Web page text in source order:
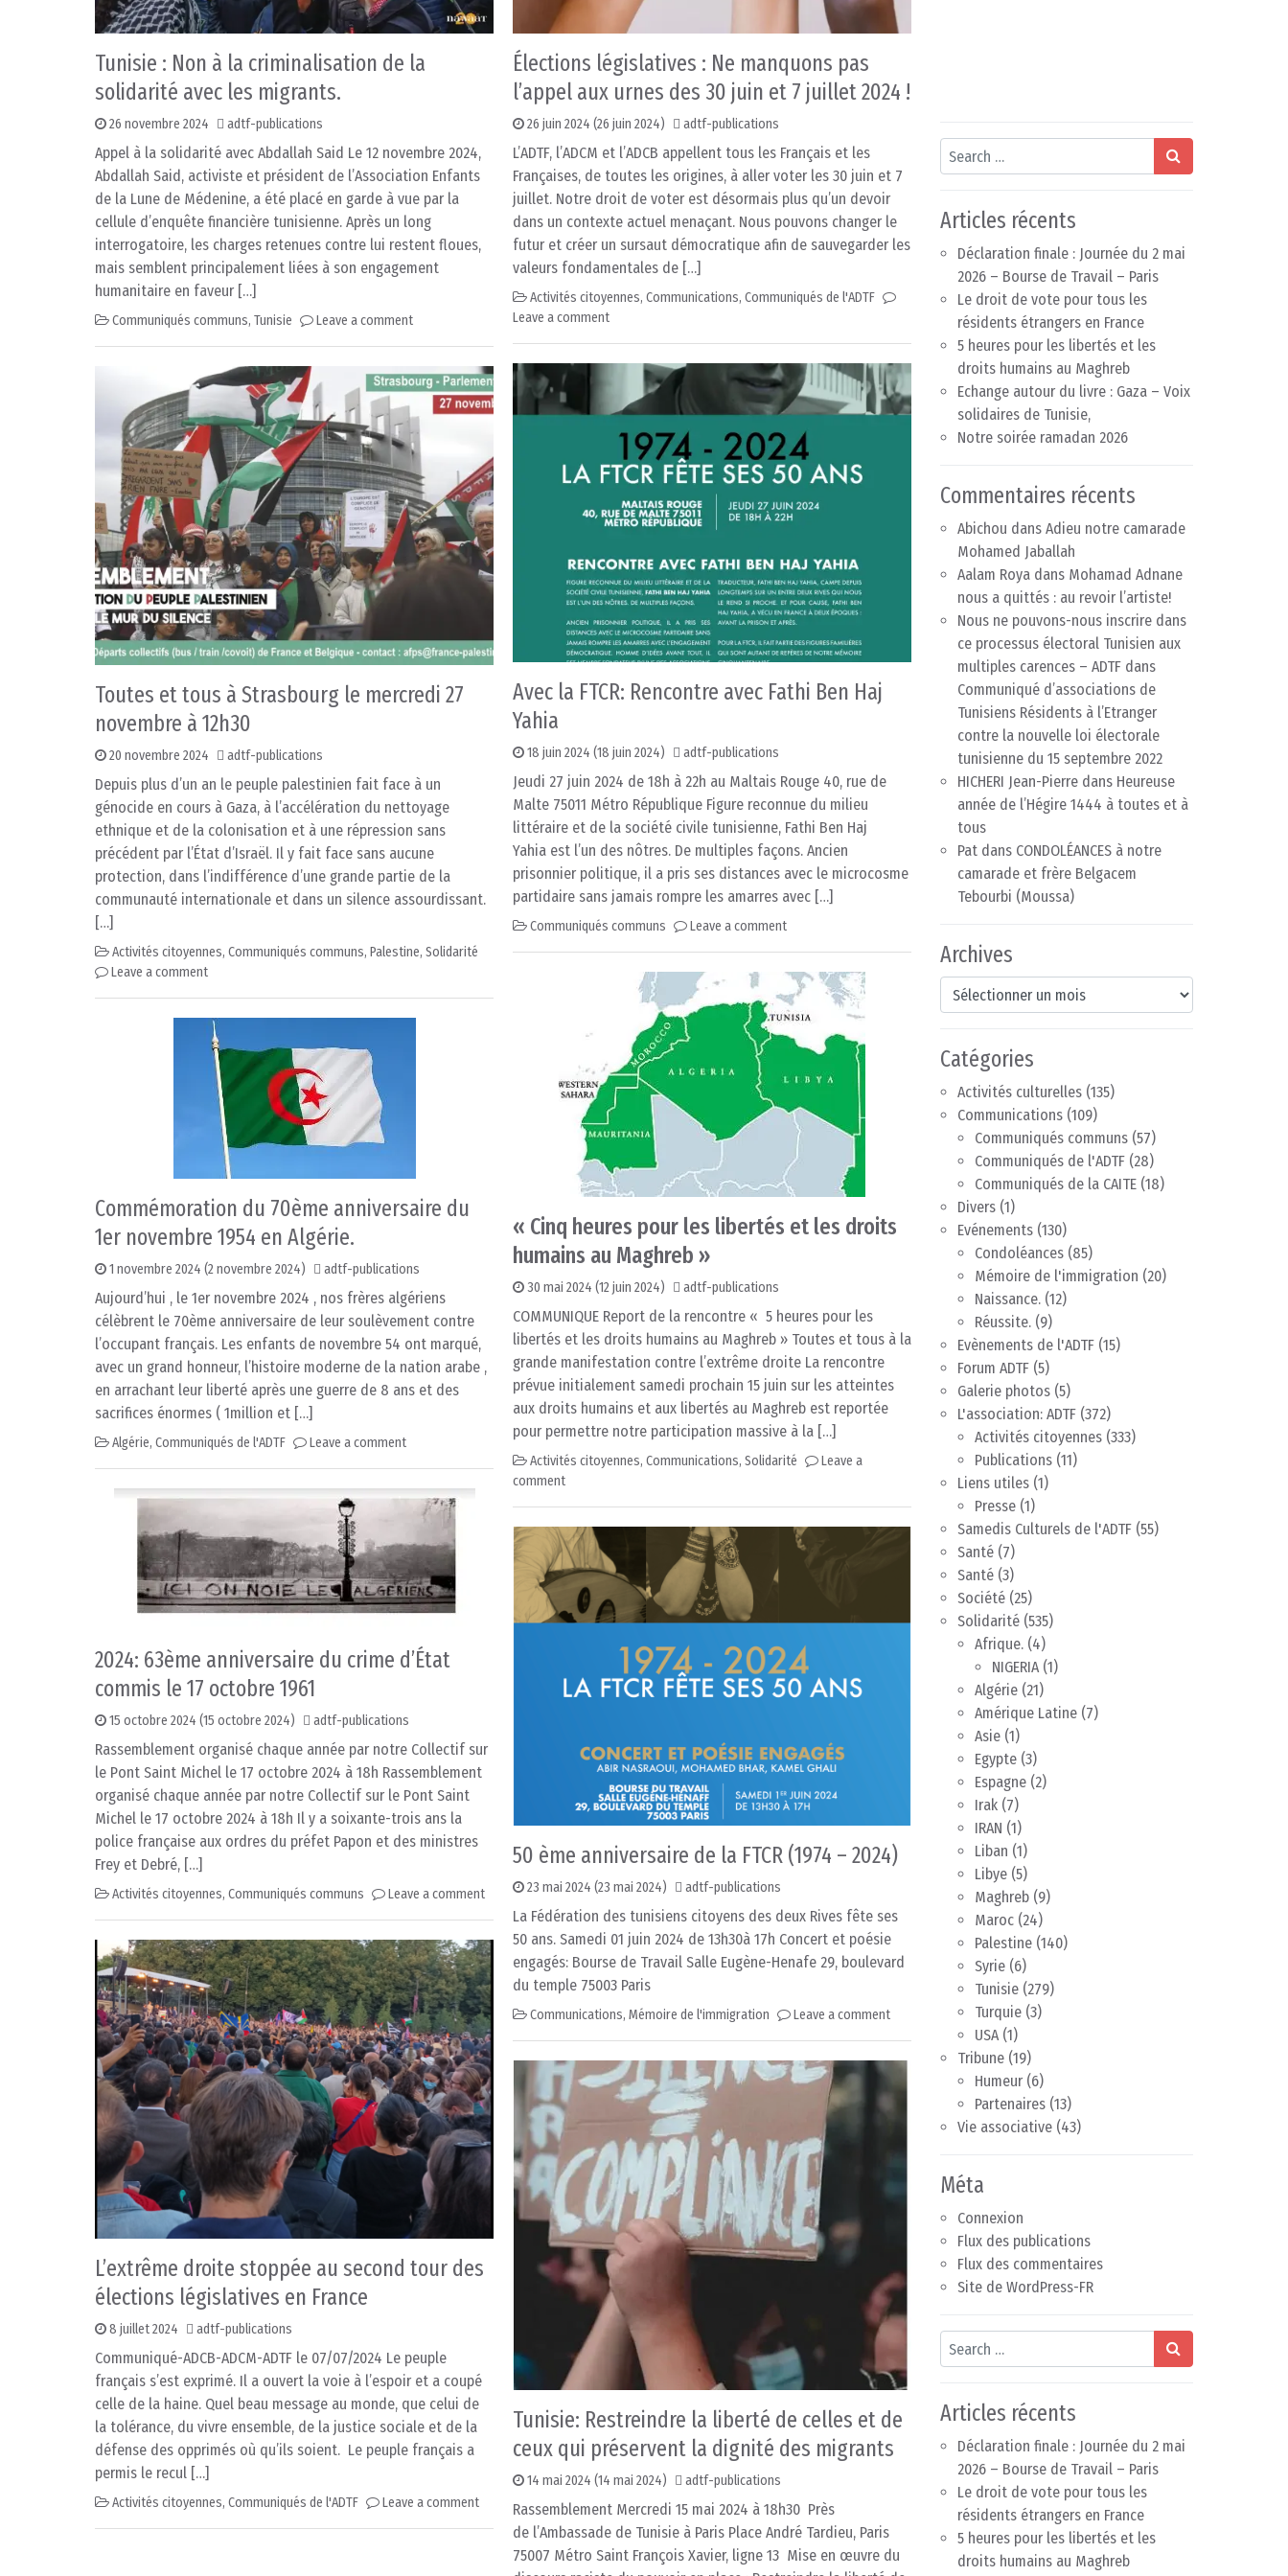
Tunisie : Non à la criminalisation de la
solidarité avec les migrants.
26 novembre 2024 adtf-publications
Appel à la solidarité avec Abdallah Said Le 12 novembre 2024,
Abdallah Said, activiste et président de l’Association Enfants
de la Lune de Médenine, a été placé en garde à vue par la
cellule d’enquête financière tunisienne. Après un long
interrogatoire, les charges retenues contre lui restent floues,
mais semblent principalement liées à son engagement
humanitaire en faveur […]
Communiqués communs, Tunisie Leave a comment
Toutes et tous à Strasbourg le mercredi 27
novembre à 12h30
20 novembre 2024 adtf-publications
Depuis plus d’un an le peuple palestinien fait face à un
génocide en cours à Gaza, à l’accélération du nettoyage
ethnique et de la colonisation et à une répression sans
précédent par l’État d’Israël. Il y fait face sans aucune
protection, dans l’indifférence d’une grande partie de la
communauté internationale et dans un silence assourdissant.
[…]
Activités citoyennes, Communiqués communs, Palestine, Solidarité
Leave a comment
Commémoration du 70ème anniversaire du
1er novembre 1954 en Algérie.
1 novembre 2024 (2 novembre 2024) adtf-publications
Aujourd’hui , le 1er novembre 2024 , nos frères algériens
célèbrent le 70ème anniversaire de leur soulèvement contre
l’occupant français. Les enfants de novembre 54 ont marqué,
avec un grand honneur, l’histoire moderne de la nation arabe ,
en arrachant leur liberté après une guerre de 8 ans et des
sacrifices énormes ( 1million et […]
Algérie, Communiqués de l'ADTF Leave a comment
2024: 63ème anniversaire du crime d’État
commis le 17 octobre 1961
15 octobre 2024 (15 octobre 2024) adtf-publications
Rassemblement organisé chaque année par notre Collectif sur
le Pont Saint Michel le 17 octobre 2024 à 18h Rassemblement
organisé chaque année par notre Collectif sur le Pont Saint
Michel le 17 octobre 2024 à 18h Il y a soixante-trois ans la
police française aux ordres du préfet Papon et des ministres
Frey et Debré, […]
Activités citoyennes, Communiqués communs Leave a comment
L’extrême droite stoppée au second tour des
élections législatives en France
8 juillet 2024 adtf-publications
Communiqué-ADCB-ADCM-ADTF le 07/07/2024 Le peuple
français s’est exprimé. Il a ouvert la voie à l’espoir et a coupé
celle de la haine. Quel beau message au monde, que celui de
la tolérance, du vivre ensemble, de la justice sociale et de la
défense des opprimés où qu’ils soient. Le peuple français a
permis le recul […]
Activités citoyennes, Communiqués de l'ADTF Leave a comment
Élections législatives : Ne manquons pas
l’appel aux urnes des 30 juin et 7 juillet 2024 !
26 juin 2024 (26 juin 2024) adtf-publications
L’ADTF, l’ADCM et l’ADCB appellent tous les Français et les
Françaises, de toutes les origines, à aller voter les 30 juin et 7
juillet. Notre droit de voter est désormais plus qu’un devoir
dans un contexte actuel menaçant. Nous pouvons changer le
futur et créer un sursaut démocratique afin de sauvegarder les
valeurs fondamentales de […]
Activités citoyennes, Communications, Communiqués de l'ADTF
Leave a comment
Avec la FTCR: Rencontre avec Fathi Ben Haj
Yahia
18 juin 2024 (18 juin 2024) adtf-publications
Jeudi 27 juin 2024 de 18h à 22h au Maltais Rouge 40, rue de
Malte 75011 Métro République Figure reconnue du milieu
littéraire et de la société civile tunisienne, Fathi Ben Haj
Yahia est l’un des nôtres. De multiples façons. Ancien
prisonnier politique, il a pris ses distances avec le microcosme
partidaire sans jamais rompre les amarres avec […]
Communiqués communs Leave a comment
« Cinq heures pour les libertés et les droits
humains au Maghreb »
30 mai 2024 (12 juin 2024) adtf-publications
COMMUNIQUE Report de la rencontre « 5 heures pour les
libertés et les droits humains au Maghreb » Toutes et tous à la
grande manifestation contre l’extrême droite La rencontre
prévue initialement samedi prochain 15 juin sur les atteintes
aux droits humains et aux libertés au Maghreb est reportée
pour permettre notre participation massive à la […]
Activités citoyennes, Communications, Solidarité
Leave a
comment
50 ème anniversaire de la FTCR (1974 – 2024)
23 mai 2024 (23 mai 2024) adtf-publications
La Fédération des tunisiens citoyens des deux Rives fête ses
50 ans. Samedi 01 juin 2024 de 13h30à 17h Concert et poésie
engagés: Bourse de Travail Salle Eugène-Henafe 29, boulevard
du temple 75003 Paris
Communications, Mémoire de l'immigration Leave a comment
Tunisie: Restreindre la liberté de celles et de
ceux qui préservent la dignité des migrants
14 mai 2024 (14 mai 2024) adtf-publications
Rassemblement Mercredi 15 mai 2024 à 18h30 Près
de l’Ambassade de Tunisie à Paris Place André Tardieu, Paris
75007 Métro Saint François Xavier, ligne 13 Mise en œuvre du
Search
Articles récents
Déclaration finale : Journée du 2 mai
2026 – Bourse de Travail – Paris
Le droit de vote pour tous les
résidents étrangers en France
5 heures pour les libertés et les
droits humains au Maghreb
Echange autour du livre : Gaza – Voix
solidaires de Tunisie,
Notre soirée ramadan 2026
Commentaires récents
Abichou dans Adieu notre camarade
Mohamed Jaballah
Aalam Roya dans Mohamad Adnane
nous a quittés : au revoir l’artiste!
Nous ne pouvons-nous inscrire dans
ce processus électoral Tunisien aux
multiples carences – ADTF dans
Communiqué d’associations de
Tunisiens Résidents à l’Etranger
contre la nouvelle loi électorale
tunisienne du 15 septembre 2022
HICHERI Jean-Pierre dans Heureuse
année de l’Hégire 1444 à toutes et à
tous
Pat dans CONDOLÉANCES à notre
camarade et frère Belgacem
Tebourbi (Moussa)
Archives
Archives
Catégories
Activités culturelles (135)
Communications (109)
Communiqués communs (57)
Communiqués de l'ADTF (28)
Communiqués de la CAITE (18)
Divers (1)
Evénements (130)
Condoléances (85)
Mémoire de l'immigration (20)
Naissance. (12)
Réussite. (9)
Evènements de l'ADTF (15)
Forum ADTF (5)
Galerie photos (5)
L'association: ADTF (372)
Activités citoyennes (333)
Publications (11)
Liens utiles (1)
Presse (1)
Samedis Culturels de l'ADTF (55)
Santé (7)
Santé (3)
Société (25)
Solidarité (535)
Afrique. (4)
NIGERIA(1)
Algérie (21)
Amérique Latine (7)
Asie (1)
Egypte (3)
Espagne (2)
Irak (7)
IRAN (1)
Liban (1)
Libye (5)
Maghreb (9)
Maroc (24)
Palestine (140)
Syrie (6)
Tunisie (279)
Turquie (3)
USA(1)
Tribune (19)
Humeur (6)
Partenaires (13)
Vie associative (43)
Méta
Connexion
Flux des publications
Flux des commentaires
Site de WordPress-FR
Search
Articles récents
Déclaration finale : Journée du 2 mai
2026 – Bourse de Travail – Paris
Le droit de vote pour tous les
résidents étrangers en France
5 heures pour les libertés et les
droits humains au Maghreb